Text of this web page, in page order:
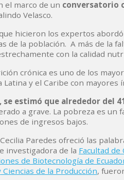
el marco de un conversatorio
Velasco.
hicieron los expertos
de la población. A más de la
con la calidad
crónica es uno de los
Latina y el Caribe con mayores
se estimó que alrededor
a grave. La pobreza es
de ingresos bajos.
Paredes ofreció las
investigadora de la Facultad de
de Biotecnología de
Ciencias de la Producción,